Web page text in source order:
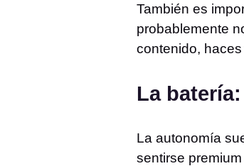
También es
probablemente
contenido,
La
La autonomía
sentirse